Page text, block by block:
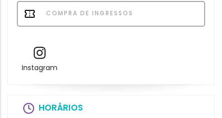
COMPRA DE INGRESSOS
Instagram
HORÁRIOS